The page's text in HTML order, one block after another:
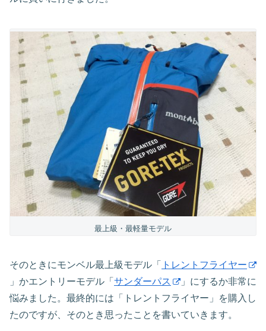
最上級・最軽量モデル
そのときにモンベル最上級モデル「
トレントフライヤー
」かエントリーモデル「 サンダーパス
」にするか非常に
悩みました。最終的には「トレントフライヤー」を購入し
たのですが、そのとき思ったことを書いていきます。